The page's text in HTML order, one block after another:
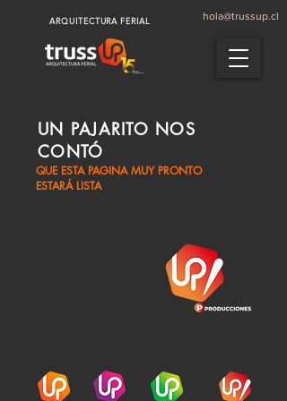
ARQUITECTURA FERIAL hola@trussup.cl
UN PAJARITO NOS
CONTÓ
QUE ESTA PAGINA MUY PRONTO
ESTARÁ LISTA